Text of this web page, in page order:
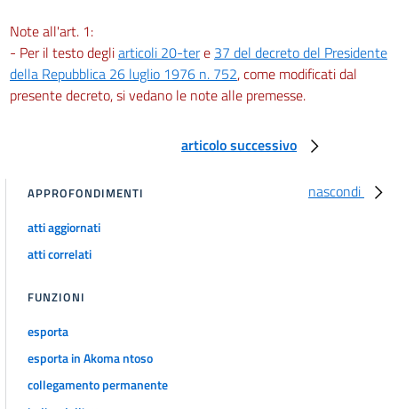
Note all'art. 1:
- Per il testo degliarticoli 20-tere 37 del decreto del Presidente
della Repubblica 26 luglio 1976 n. 752, come modificati dal
presente decreto, si vedano le note alle premesse.
articolo successivo
nascondi
APPROFONDIMENTI
atti aggiornati
atti correlati
FUNZIONI
esporta
esporta in Akoma ntoso
collegamento permanente